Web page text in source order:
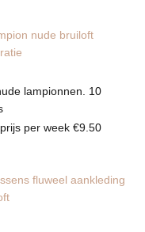
lampionnen. 10
per week €9.50